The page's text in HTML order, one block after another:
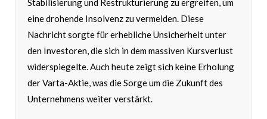
Stabilisierung und Restrukturierung zu ergreifen, um
eine drohende Insolvenz zu vermeiden. Diese
Nachricht sorgte für erhebliche Unsicherheit unter
den Investoren, die sich in dem massiven Kursverlust
widerspiegelte. Auch heute zeigt sich keine Erholung
der Varta-Aktie, was die Sorge um die Zukunft des
Unternehmens weiter verstärkt.